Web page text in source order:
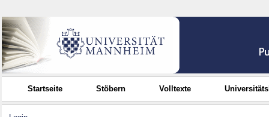
Startseite Stöbern Volltexte